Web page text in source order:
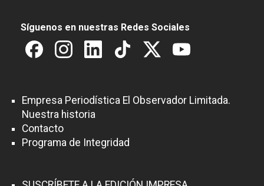
Síguenos en nuestras Redes Sociales
Empresa Periodística El Observador Limitada.
Nuestra historia
Contacto
Programa de Integridad